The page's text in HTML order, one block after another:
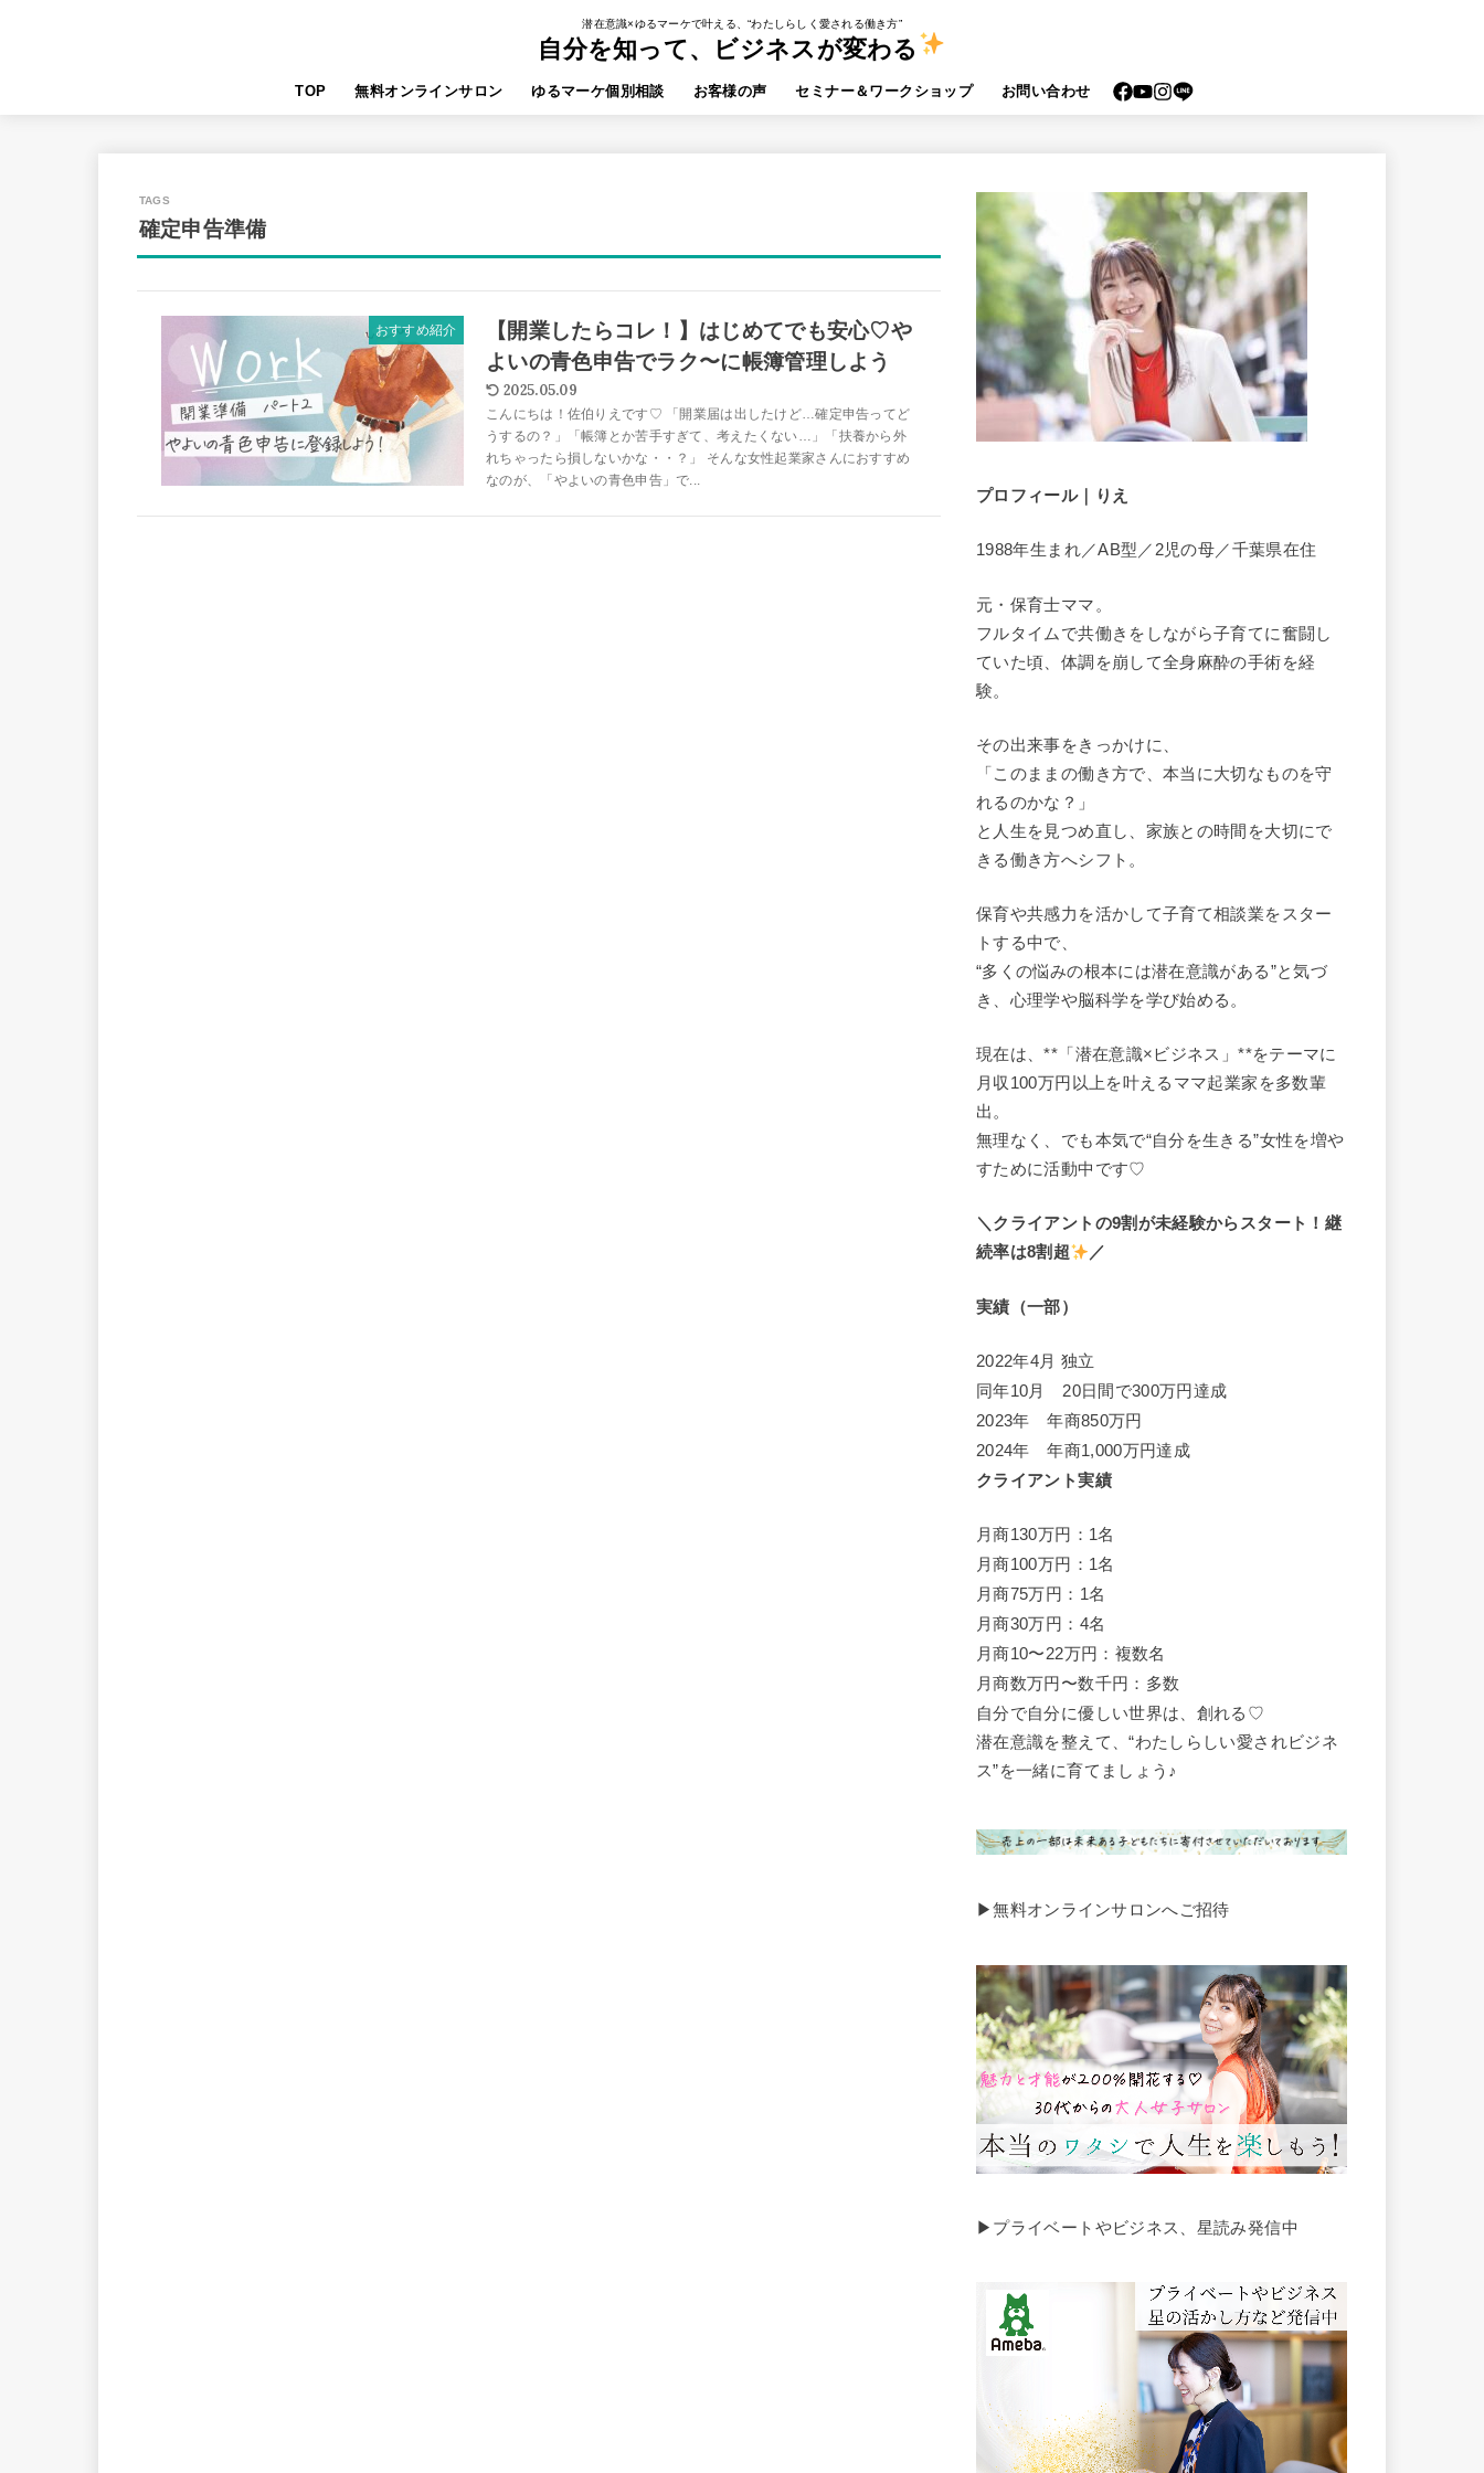
潜在意識×ゆるマーケで叶える、“わたしらしく愛される働き方”
自分を知って、ビジネスが変わる
TOP 無料オンラインサロン ゆるマーケ個別相談 お客様の声 セミナー＆ワークショップ お問い合わせ
確定申告準備
おすすめ紹介
【開業したらコレ！】はじめてでも安心♡や
よいの青色申告でラク〜に帳簿管理しよう
2025.05.09
こんにちは！佐伯りえです♡ 「開業届は出したけど…確定申告ってど
うするの？」「帳簿とか苦手すぎて、考えたくない…」「扶養から外
れちゃったら損しないかな・・？」 そんな女性起業家さんにおすすめ
なのが、「やよいの青色申告」で...
プロフィール｜りえ
1988年生まれ／AB型／2児の母／千葉県在住
元・保育士ママ。
フルタイムで共働きをしながら子育てに奮闘し
ていた頃、体調を崩して全身麻酔の手術を経
験。
その出来事をきっかけに、
「このままの働き方で、本当に大切なものを守
れるのかな？」
と人生を見つめ直し、家族との時間を大切にで
きる働き方へシフト。
保育や共感力を活かして子育て相談業をスター
トする中で、
“多くの悩みの根本には潜在意識がある”と気づ
き、心理学や脳科学を学び始める。
現在は、**「潜在意識×ビジネス」**をテーマに
月収100万円以上を叶えるママ起業家を多数輩
出。
無理なく、でも本気で“自分を生きる”女性を増や
すために活動中です♡
＼クライアントの9割が未経験からスタート！継
続率は8割超
／
実績（一部）
2022年4月 独立
同年10月 20日間で300万円達成
2023年 年商850万円
2024年 年商1,000万円達成
クライアント実績
月商130万円：1名
月商100万円：1名
月商75万円：1名
月商30万円：4名
月商10〜22万円：複数名
月商数万円〜数千円：多数
自分で自分に優しい世界は、創れる♡
潜在意識を整えて、“わたしらしい愛されビジネ
ス”を一緒に育てましょう♪
▶︎無料オンラインサロンへご招待
▶︎プライベートやビジネス、星読み発信中